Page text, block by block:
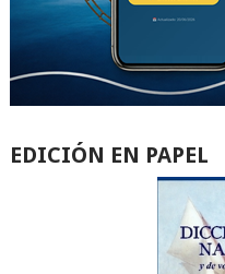
EDICIÓN EN PAPEL